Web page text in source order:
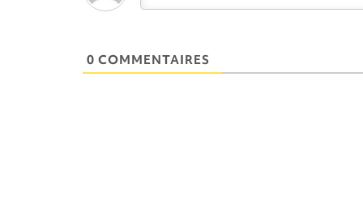
0 COMMENTAIRES